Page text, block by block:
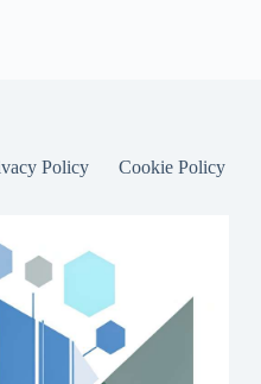
Policy Cookie Policy